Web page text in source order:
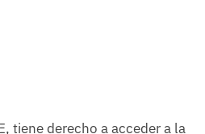
tiene derecho a acceder a la